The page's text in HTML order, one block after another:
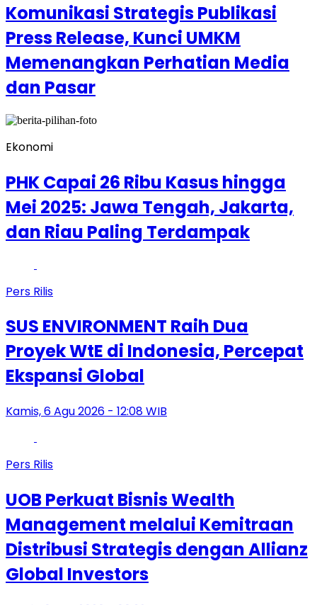
Komunikasi Strategis Publikasi
Press Release, Kunci UMKM
Memenangkan Perhatian Media
dan Pasar
Ekonomi
PHK Capai 26 Ribu Kasus hingga
Mei 2025: Jawa Tengah, Jakarta,
dan Riau Paling Terdampak
Pers Rilis
SUS ENVIRONMENT Raih Dua
Proyek WtE di Indonesia, Percepat
Ekspansi Global
Kamis, 6 Agu 2026 - 12:08 WIB
Pers Rilis
UOB Perkuat Bisnis Wealth
Management melalui Kemitraan
Distribusi Strategis dengan Allianz
Global Investors